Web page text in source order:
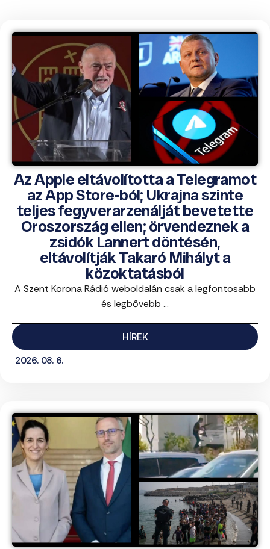
Az Apple eltávolította a Telegramot
az App Store-ból; Ukrajna szinte
teljes fegyverarzenálját bevetette
Oroszország ellen; örvendeznek a
zsidók Lannert döntésén,
eltávolítják Takaró Mihályt a
közoktatásból
A Szent Korona Rádió weboldalán csak a legfontosabb
és legbővebb ...
HÍREK
2026. 08. 6.